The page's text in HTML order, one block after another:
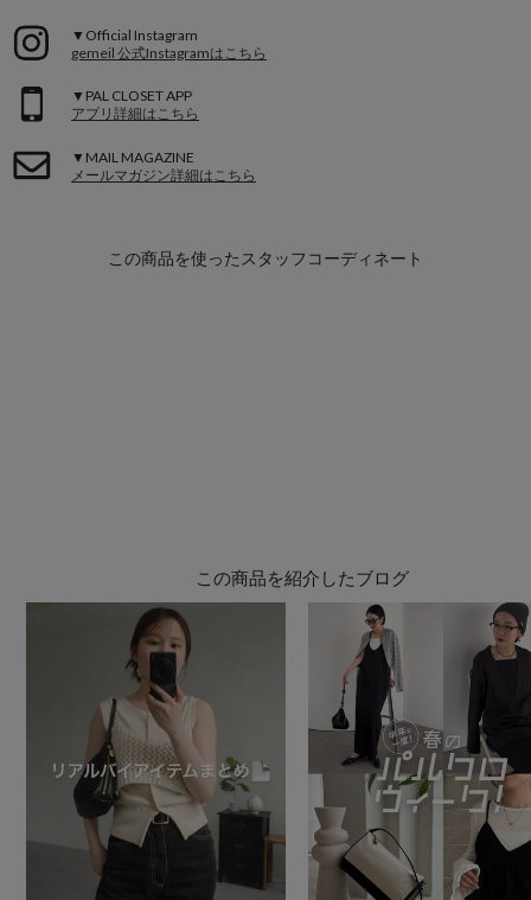
▼Official Instagram
gemeil 公式Instagramはこちら
▼PAL CLOSET APP
アプリ詳細はこちら
▼MAIL MAGAZINE
メールマガジン詳細はこちら
この商品を紹介したブログ